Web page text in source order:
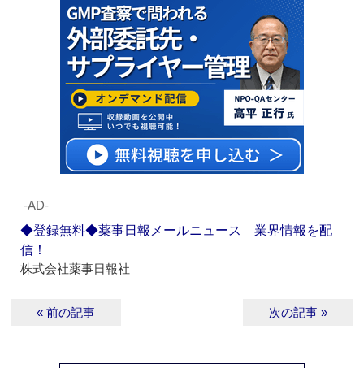
‐AD‐
◆登録無料◆薬事日報メールニュース 業界情報を配
信！
株式会社薬事日報社
« 前の記事 次の記事 »